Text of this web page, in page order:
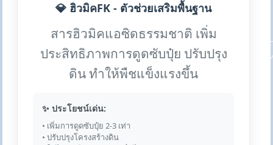
💎 ฮิวมิคFK - ตัวช่วยเสริมพื้นฐาน
สารฮิวมิคแอซิดธรรมชาติ เพิ่ม
ประสิทธิภาพการดูดซับปุ๋ย ปรับปรุง
ดิน ทำให้พืชแข็งแรงขึ้น
✨ ประโยชน์เด่น:
• เพิ่มการดูดซับปุ๋ย 2-3 เท่า
• ปรับปรุงโครงสร้างดิน